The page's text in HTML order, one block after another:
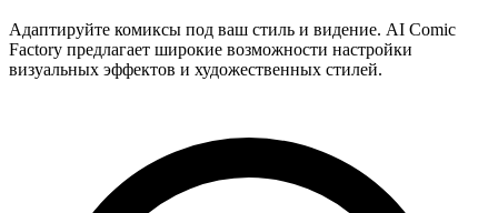
Адаптируйте комиксы под ваш стиль и видение. AI Comic
Factory предлагает широкие возможности настройки
визуальных эффектов и художественных стилей.